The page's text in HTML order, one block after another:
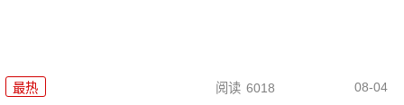
最热 阅读 6018 08-04